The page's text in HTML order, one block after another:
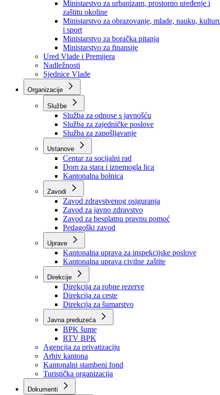
Ministarstvo za unutrašnje poslove
Ministarstvo za socijalnu politiku, zdravstvo,
raseljena lica i izbjeglice
Ministarstvo za urbanizam, prostorno uređenje i
zaštitu okoline
Ministarstvo za obrazovanje, mlade, nauku,
i sport
Ministarstvo za boračka pitanja
Ministarstvo za finansije
Ured Vlade i Premijera
Nadležnosti
Sjednice Vlade
Organizacije
Službe
Služba za odnose s javnošću
Služba za zajedničke poslove
Služba za zapošljavanje
Ustanove
Centar za socijalni rad
Dom za stara i iznemogla lica
Kantonalna bolnica
Zavodi
Zavod zdravstvenog osiguranja
Zavod za javno zdravstvo
Zavod za besplatnu pravnu pomoć
Pedagoški zavod
Kantonalna uprava za inspekcijske poslove
Kantonalna uprava civilne zaštite
Direkcije
Direkcija za robne rezerve
Direkcija za ceste
Direkcija za šumarstvo
Javna preduzeća
BPK šume
RTV BPK
Agencija za privatizaciju
Arhiv kantona
Kantonalni stambeni fond